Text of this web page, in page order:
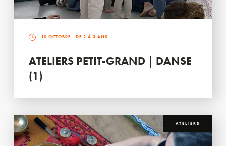
10 OCTOBRE - DE 2 À 3 ANS
ATELIERS PETIT-GRAND | DANSE
(1)
ATELIERS